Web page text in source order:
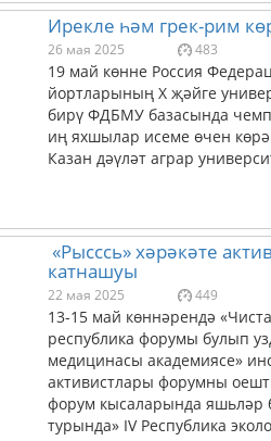
Ирекле һәм грек-рим
26 мая 2025 483
19 май көнне Россия
йортларының X җәйге
бирү ФДБМУ базасында
иң яхшылар исеме өчен
Казан дәүләт аграр
«Рысссь» хәрәкәте
катнашуы
22 мая 2025 449
13-15 май көннәрендә
республика форумы булып
медицинасы академиясе»
активистлары форумны
форум кысаларында яшьләр
турында» IV Республика